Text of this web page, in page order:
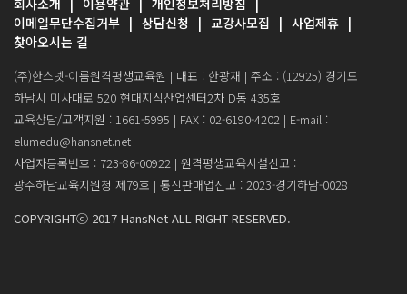
회사소개 이용약관
개인정보처리방침
이메일무단수집거부
상담신청 교강사모집
사업제휴
찾아오시는 길
(주)한스넷-이룸원격평생교육원 | 대표 : 한광재 | 주소 : (12925) 경기도
하남시 미사대로 520 현대지식산업센터2차 D동 435호
교육상담/고객지원 : 1661-5995 | FAX : 02-6190-4202 | E-mail :
elumedu@hansnet.net
사업자등록번호 : 723-86-00922 | 원격평생교육시설신고 :
광주하남교육지원청 제79호 | 통신판매업신고 : 2023-경기하남-0028
COPYRIGHTⓒ 2017 HansNet ALL RIGHT RESERVED.